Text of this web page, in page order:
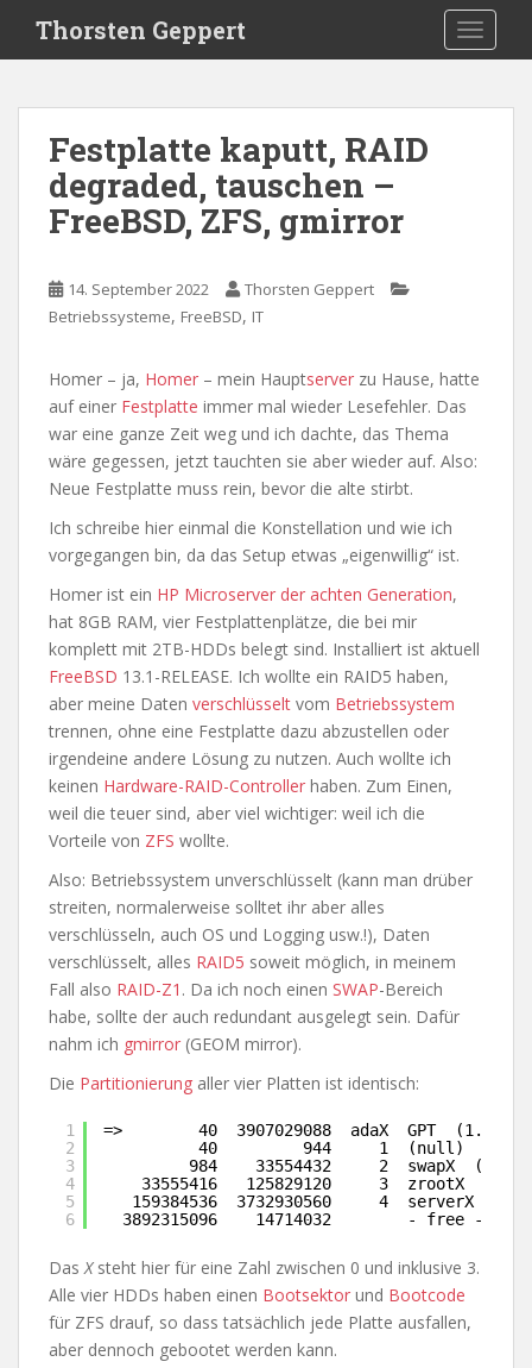
i
Thorsten Geppert
Festplatte kaputt, RAID
degraded, tauschen –
FreeBSD, ZFS, gmirror
14. September 2022
Thorsten Geppert
Betriebssysteme, FreeBSD, IT
Homer – ja, Homer – mein Hauptserver zu Hause, hatte
auf einer Festplatte immer mal wieder Lesefehler. Das
war eine ganze Zeit weg und ich dachte, das Thema
wäre gegessen, jetzt tauchten sie aber wieder auf. Also:
Neue Festplatte muss rein, bevor die alte stirbt.
Ich schreibe hier einmal die Konstellation und wie ich
vorgegangen bin, da das Setup etwas „eigenwillig“ ist.
Homer ist ein HP Microserver der achten Generation,
hat 8GB RAM, vier Festplattenplätze, die bei mir
komplett mit 2TB-HDDs belegt sind. Installiert ist aktuell
FreeBSD 13.1-RELEASE. Ich wollte ein RAID5 haben,
aber meine Daten verschlüsselt vom Betriebssystem
trennen, ohne eine Festplatte dazu abzustellen oder
irgendeine andere Lösung zu nutzen. Auch wollte ich
keinen Hardware-RAID-Controller haben. Zum Einen,
weil die teuer sind, aber viel wichtiger: weil ich die
Vorteile von ZFS wollte.
Also: Betriebssystem unverschlüsselt (kann man drüber
streiten, normalerweise solltet ihr aber alles
verschlüsseln, auch OS und Logging usw.!), Daten
verschlüsselt, alles RAID5 soweit möglich, in meinem
Fall also RAID-Z1 . Da ich noch einen SWAP-Bereich
habe, sollte der auch redundant ausgelegt sein. Dafür
nahm ich gmirror (GEOM mirror).
Die Partitionierung aller vier Platten ist identisch:
1
2
3
4
5
6
=>        40  3907029088  adaX  GPT  (1.8T)
40         944     1  (null)
984    33554432     2  swapX  (16G)
33555416   125829120     3  zrootX  (60G)
159384536  3732930560     4  serverX
3892315096    14714032        - free -
DasXsteht hier für eine Zahl zwischen 0 und inklusive 3.
Alle vier HDDs haben einen Bootsektor und Bootcode
für ZFS drauf, so dass tatsächlich jede Platte ausfallen,
aber dennoch gebootet werden kann.